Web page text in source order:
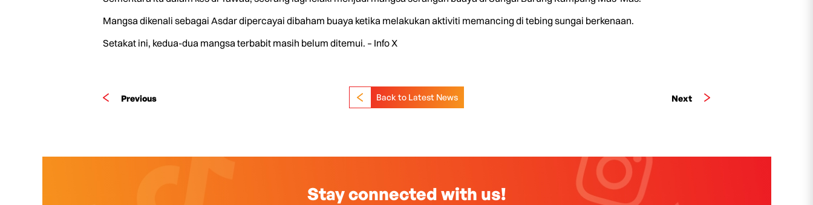
Mangsa dikenali sebagai Asdar dipercayai dibaham buaya ketika melakukan aktiviti memancing di tebing sungai berkenaan.
Setakat ini, kedua-dua mangsa terbabit masih belum ditemui. – Info X
Previous Next
Back to Latest News
Stay connected with us!